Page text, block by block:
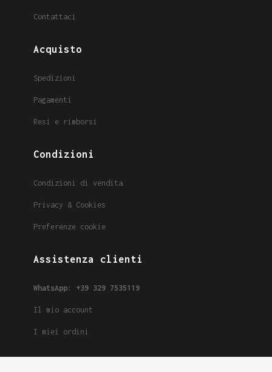
Contattaci
Acquisto
Spedizioni
Pagamenti
Resi e rimborsi
Condizioni
Condizioni di vendita
Privacy & Cookies
Preferenze cookie
Assistenza clienti
WhatsApp: +39 329 7535119
Il mio account
I miei ordini